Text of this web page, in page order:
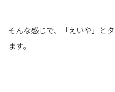
そんな感じで、「えいや」と
ます。